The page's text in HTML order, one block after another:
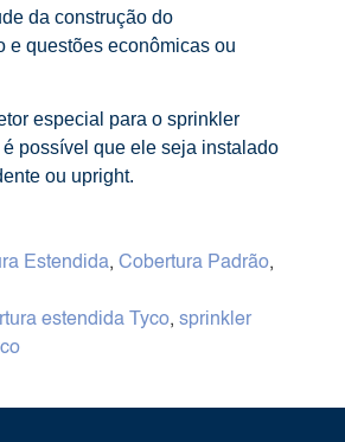
da construção do
e questões econômicas ou
especial para o sprinkler
possível que ele seja instalado
ou upright.
Estendida, Cobertura Padrão,
estendida Tyco, sprinkler